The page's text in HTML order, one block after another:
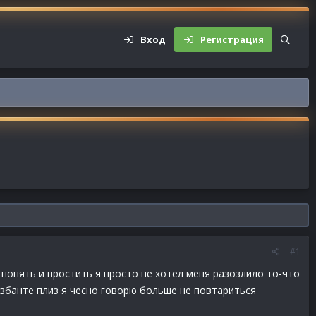
Вход Регистрация
#1
и простить я просто не хотел меня разозлило то-что
плиз я чесно говорю больше не повтариться